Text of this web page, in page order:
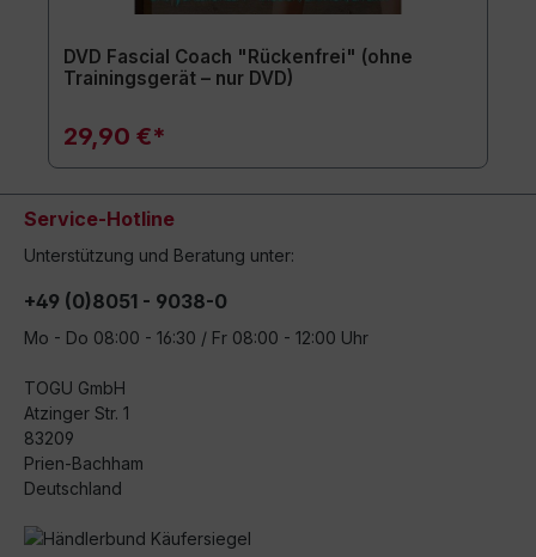
DVD Fascial Coach "Rückenfrei" (ohne
Trainingsgerät – nur DVD)
29,90 €*
Service-Hotline
Unterstützung und Beratung unter:
+49 (0)8051 - 9038-0
Mo - Do 08:00 - 16:30 / Fr 08:00 - 12:00 Uhr
TOGU GmbH
Atzinger Str. 1
83209
Prien-Bachham
Deutschland